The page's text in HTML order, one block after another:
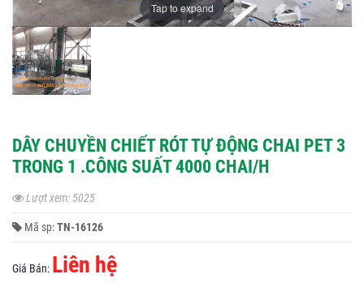
Tap to expand
DÂY CHUYỀN CHIẾT RÓT TỰ ĐỘNG CHAI PET 3
TRONG 1 .CÔNG SUẤT 4000 CHAI/H
Lượt xem: 5025
Mã sp:TN-16126
Giá Bán: Liên hệ